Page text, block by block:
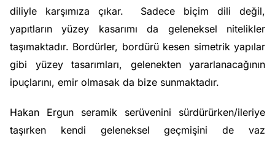
diliyle karşımıza çıkar. Sadece biçim dili değil,
yapıtların yüzey kasarımı da geleneksel nitelikler
taşımaktadır. Bordürler, bordürü kesen simetrik yapılar
gibi yüzey tasarımları, gelenekten yararlanacağının
ipuçlarını, emir olmasak da bize sunmaktadır.
Hakan Ergun seramik serüvenini sürdürürken/ileriye
taşırken kendi geleneksel geçmişini de vaz